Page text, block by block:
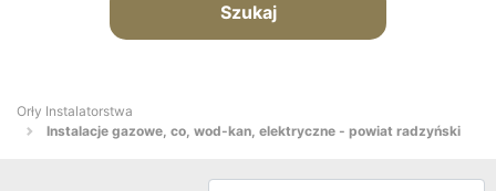
Szukaj
Orły Instalatorstwa
Instalacje gazowe, co, wod-kan, elektryczne - powiat radzyński